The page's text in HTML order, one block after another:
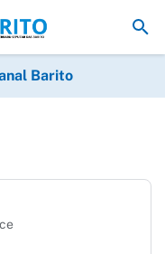
Utara Diberangkatkan ke
Barito